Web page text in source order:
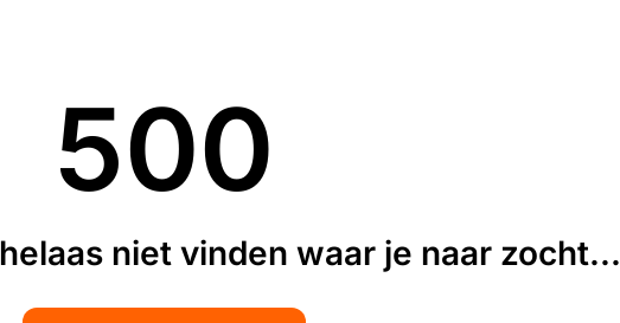
500
niet vinden waar je naar zocht...